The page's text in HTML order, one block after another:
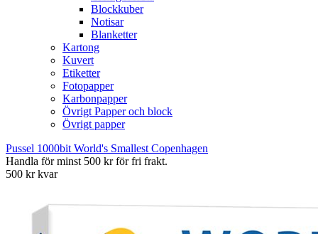
Blockkuber
Notisar
Blanketter
Kartong
Kuvert
Etiketter
Fotopapper
Karbonpapper
Övrigt Papper och block
Övrigt papper
Pussel 1000bit World's Smallest Copenhagen
Handla för minst 500 kr för fri frakt.
500 kr kvar